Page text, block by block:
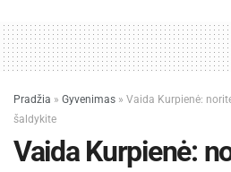
Pradžia » Gyvenimas » Vaida Kurpienė:
šaldykite
Vaida Kurpienė: